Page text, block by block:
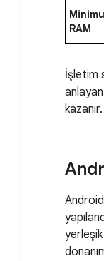
RAM
İşletim